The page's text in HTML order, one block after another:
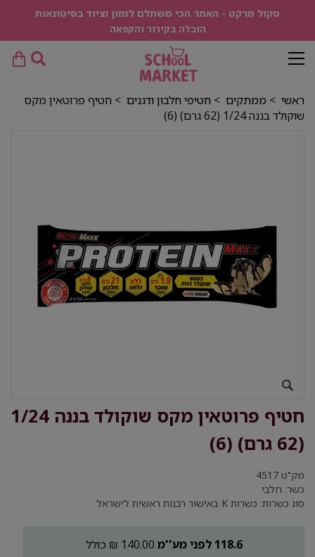
סקול מרקט - האתר הכי משתלם למזון וציוד בסיטונאות
הובלה בקירור והקפאה
ראשי > ממתקים > חטיפי חלבון ודגנים > חטיף פרוטאין מקס
שוקולד בננה 1/24 (62 גרם) (6)
חטיף פרוטאין מקס שוקולד בננה 1/24
(62 גרם) (6)
מק"ט 4517
כשר: חלבי
סוג כשרות: כשרות K באישור רבנות ראשית לישראל
118.6 לפני מע''מ 140.00 ₪ כולל